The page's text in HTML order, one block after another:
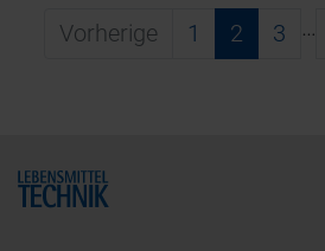
Vorherige 1 2 3 …
Home